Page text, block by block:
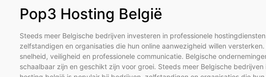
Pop3 Hosting België
Steeds meer Belgische bedrijven investeren in professionele
zelfstandigen en organisaties die hun online aanwezigheid willen
snelheid, veiligheid en professionele communicatie. Belgische
schaalbaar zijn en geschikt zijn voor groei. Steeds meer Belgische